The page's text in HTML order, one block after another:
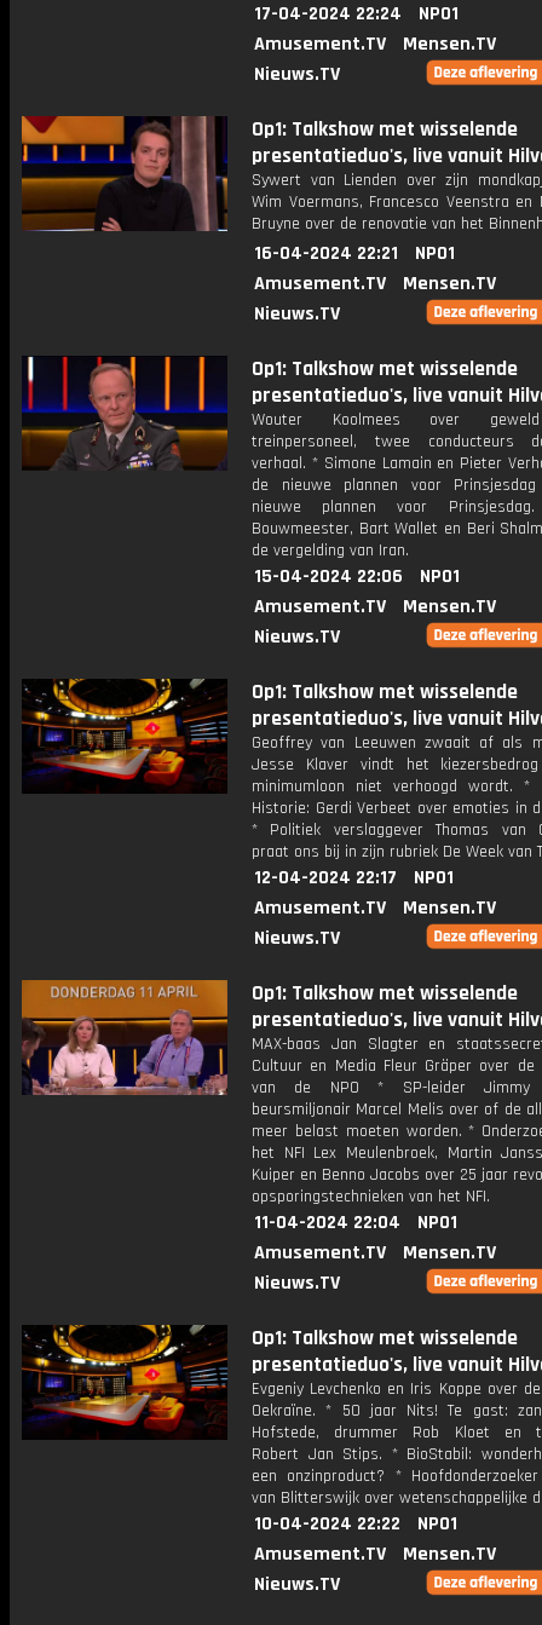
17-04-2024 22:24
NPO1
Amusement.TV
Mensen.TV
Nieuws.TV
Op1: Talkshow met wisselende
presentatieduo's, live vanuit
Sywert van Lienden over zijn
Wim Voermans, Francesco Veenstra en
Bruyne over de renovatie van het
16-04-2024 22:21
NPO1
Amusement.TV
Mensen.TV
Nieuws.TV
Op1: Talkshow met wisselende
presentatieduo's, live vanuit
Wouter Koolmees over
treinpersoneel, twee conducteurs
verhaal. * Simone Lamain en Pieter
de nieuwe plannen voor
nieuwe plannen voor
Bouwmeester, Bart Wallet en Beri
de vergelding van Iran.
15-04-2024 22:06
NPO1
Amusement.TV
Mensen.TV
Nieuws.TV
Op1: Talkshow met wisselende
presentatieduo's, live vanuit
Geoffrey van Leeuwen zwaait af als
Jesse Klaver vindt het
minimumloon niet verhoogd wordt. *
Historie: Gerdi Verbeet over emoties in
* Politiek verslaggever Thomas van
praat ons bij in zijn rubriek De Week van
12-04-2024 22:17
NPO1
Amusement.TV
Mensen.TV
Nieuws.TV
Op1: Talkshow met wisselende
presentatieduo's, live vanuit
MAX-baas Jan Slagter en
Cultuur en Media Fleur Gräper over de
van de NPO * SP-leider
beursmiljonair Marcel Melis over of de
meer belast moeten worden. *
het NFI Lex Meulenbroek, Martin
Kuiper en Benno Jacobs over 25 jaar
opsporingstechnieken van het NFI.
11-04-2024 22:04
NPO1
Amusement.TV
Mensen.TV
Nieuws.TV
Op1: Talkshow met wisselende
presentatieduo's, live vanuit
Evgeniy Levchenko en Iris Koppe over
Oekraïne. * 50 jaar Nits! Te gast:
Hofstede, drummer Rob Kloet en
Robert Jan Stips. * BioStabil:
een onzinproduct? *
van Blitterswijk over wetenschappelijke
10-04-2024 22:22
NPO1
Amusement.TV
Mensen.TV
Nieuws.TV